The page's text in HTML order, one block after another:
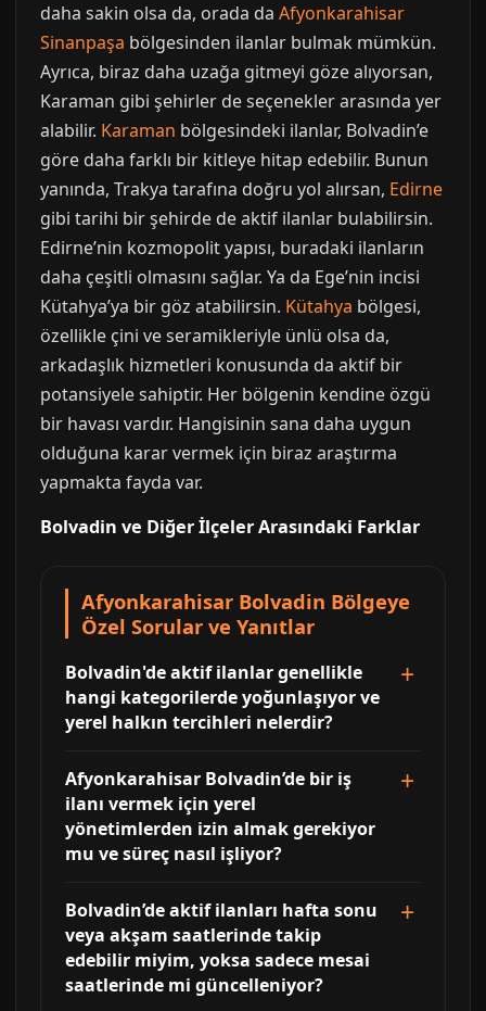
daha sakin olsa da, orada da Afyonkarahisar
Sinanpaşa bölgesinden ilanlar bulmak mümkün.
Ayrıca, biraz daha uzağa gitmeyi göze alıyorsan,
Karaman gibi şehirler de seçenekler arasında yer
alabilir. Karaman bölgesindeki ilanlar, Bolvadin’e
göre daha farklı bir kitleye hitap edebilir. Bunun
yanında, Trakya tarafına doğru yol alırsan, Edirne
gibi tarihi bir şehirde de aktif ilanlar bulabilirsin.
Edirne’nin kozmopolit yapısı, buradaki ilanların
daha çeşitli olmasını sağlar. Ya da Ege’nin incisi
Kütahya’ya bir göz atabilirsin. Kütahya bölgesi,
özellikle çini ve seramikleriyle ünlü olsa da,
arkadaşlık hizmetleri konusunda da aktif bir
potansiyele sahiptir. Her bölgenin kendine özgü
bir havası vardır. Hangisinin sana daha uygun
olduğuna karar vermek için biraz araştırma
yapmakta fayda var.
Bolvadin ve Diğer İlçeler Arasındaki Farklar
Afyonkarahisar Bolvadin Bölgeye
Özel Sorular ve Yanıtlar
Bolvadin'de aktif ilanlar genellikle
hangi kategorilerde yoğunlaşıyor ve
yerel halkın tercihleri nelerdir?
Afyonkarahisar Bolvadin’de bir iş
ilanı vermek için yerel
yönetimlerden izin almak gerekiyor
mu ve süreç nasıl işliyor?
Bolvadin’de aktif ilanları hafta sonu
veya akşam saatlerinde takip
edebilir miyim, yoksa sadece mesai
saatlerinde mi güncelleniyor?